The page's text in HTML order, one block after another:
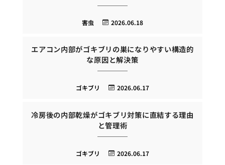
2026.06.18
害虫
エアコン内部がゴキブリの巣になりやすい構造的
な原因と解決策
2026.06.17
ゴキブリ
冷房後の内部乾燥がゴキブリ対策に直結する理由
と管理術
2026.06.17
ゴキブリ